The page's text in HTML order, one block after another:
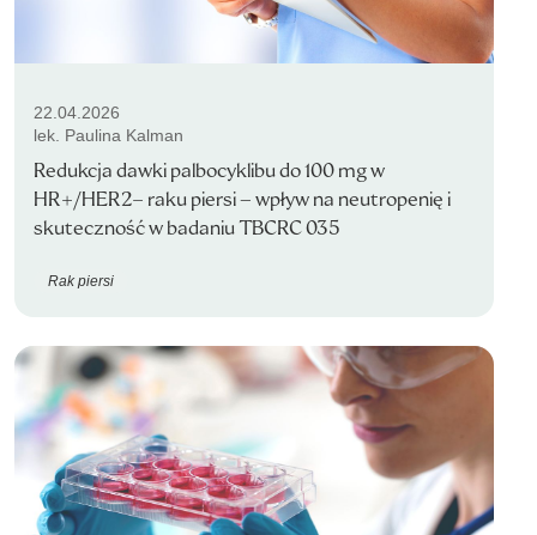
22.04.2026
lek. Paulina Kalman
Redukcja dawki palbocyklibu do 100 mg w
HR+/HER2− raku piersi – wpływ na neutropenię i
skuteczność w badaniu TBCRC 035
Rak piersi